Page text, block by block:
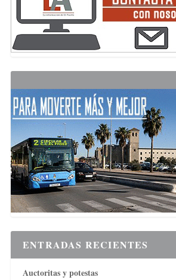
ENTRADAS RECIENTES
Auctoritas y potestas